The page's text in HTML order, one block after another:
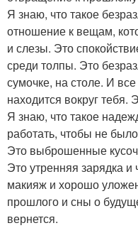
Я знаю, что такое
отношение к вещам,
и слезы. Это
среди толпы. Это
сумочке, на столе. И
находится вокруг тебя.
Я знаю, что такое
работать, чтобы не
Это выброшенные
Это утренняя зарядка
макияж и хорошо
прошлого и сны о
вернется.